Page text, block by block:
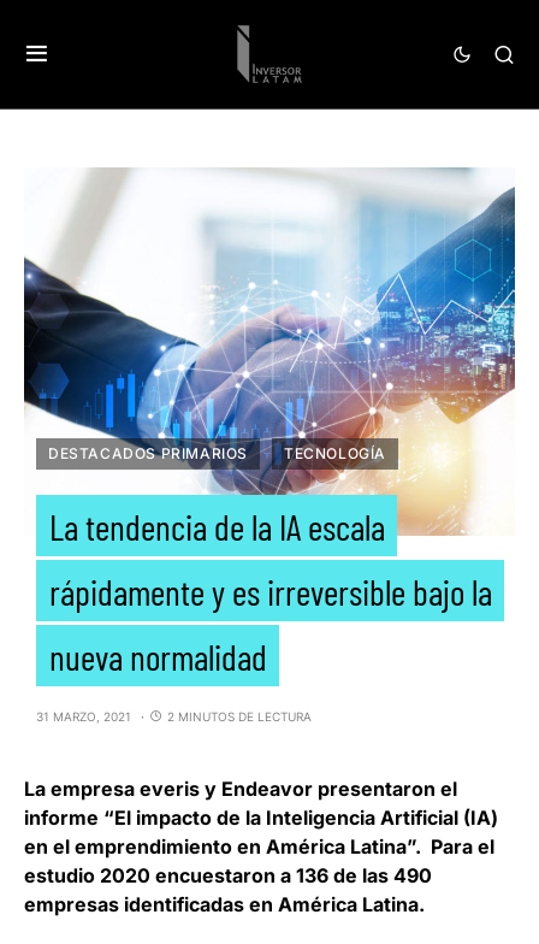
DESTACADOS PRIMARIOS TECNOLOGÍA
La tendencia de la IA escala
rápidamente y es irreversible bajo la
nueva normalidad
31 MARZO, 2021 2 MINUTOS DE LECTURA
La empresa everis y Endeavor presentaron el
informe “El impacto de la Inteligencia Artificial (IA)
en el emprendimiento en América Latina”. Para el
estudio 2020 encuestaron a 136 de las 490
empresas identificadas en América Latina.